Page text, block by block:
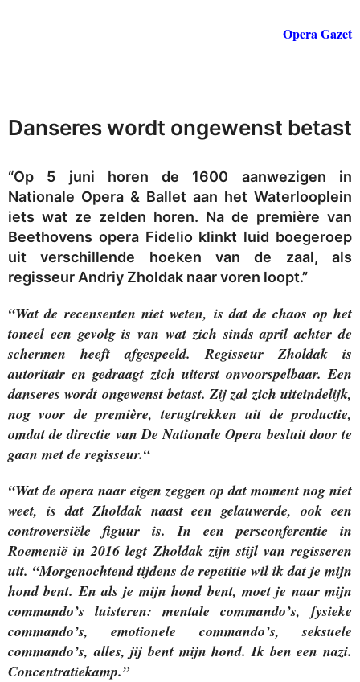
Opera Gazet
Danseres wordt ongewenst betast
“Op 5 juni horen de 1600 aanwezigen in
Nationale Opera & Ballet aan het Waterlooplein
iets wat ze zelden horen. Na de première van
Beethovens opera Fidelio klinkt luid boegeroep
uit verschillende hoeken van de zaal, als
regisseur Andriy Zholdak naar voren loopt.”
“Wat de recensenten niet weten, is dat de chaos op het
toneel een gevolg is van wat zich sinds april achter de
schermen heeft afgespeeld. Regisseur Zholdak is
autoritair en gedraagt zich uiterst onvoorspelbaar. Een
danseres wordt ongewenst betast. Zij zal zich uiteindelijk,
nog voor de première, terugtrekken uit de productie,
omdat de directie van De Nationale Opera besluit door te
gaan met de regisseur.“
“Wat de opera naar eigen zeggen op dat moment nog niet
weet, is dat Zholdak naast een gelauwerde, ook een
controversiële figuur is. In een persconferentie in
Roemenië in 2016 legt Zholdak zijn stijl van regisseren
uit. “Morgenochtend tijdens de repetitie wil ik dat je mijn
hond bent. En als je mijn hond bent, moet je naar mijn
commando’s luisteren: mentale commando’s, fysieke
commando’s, emotionele commando’s, seksuele
commando’s, alles, jij bent mijn hond. Ik ben een nazi.
Concentratiekamp.”